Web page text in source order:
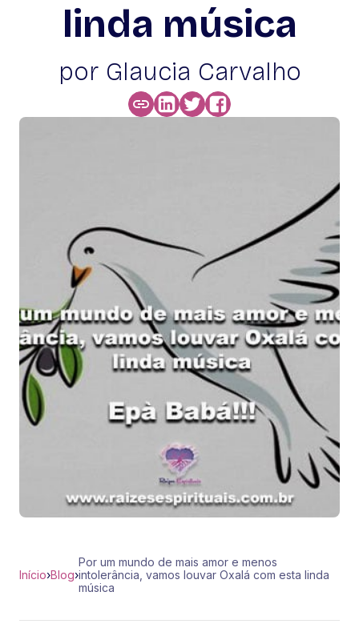
linda música
por Glaucia Carvalho
Início›Blog›
Por um mundo de mais amor e menos
intolerância, vamos louvar Oxalá com esta linda
música